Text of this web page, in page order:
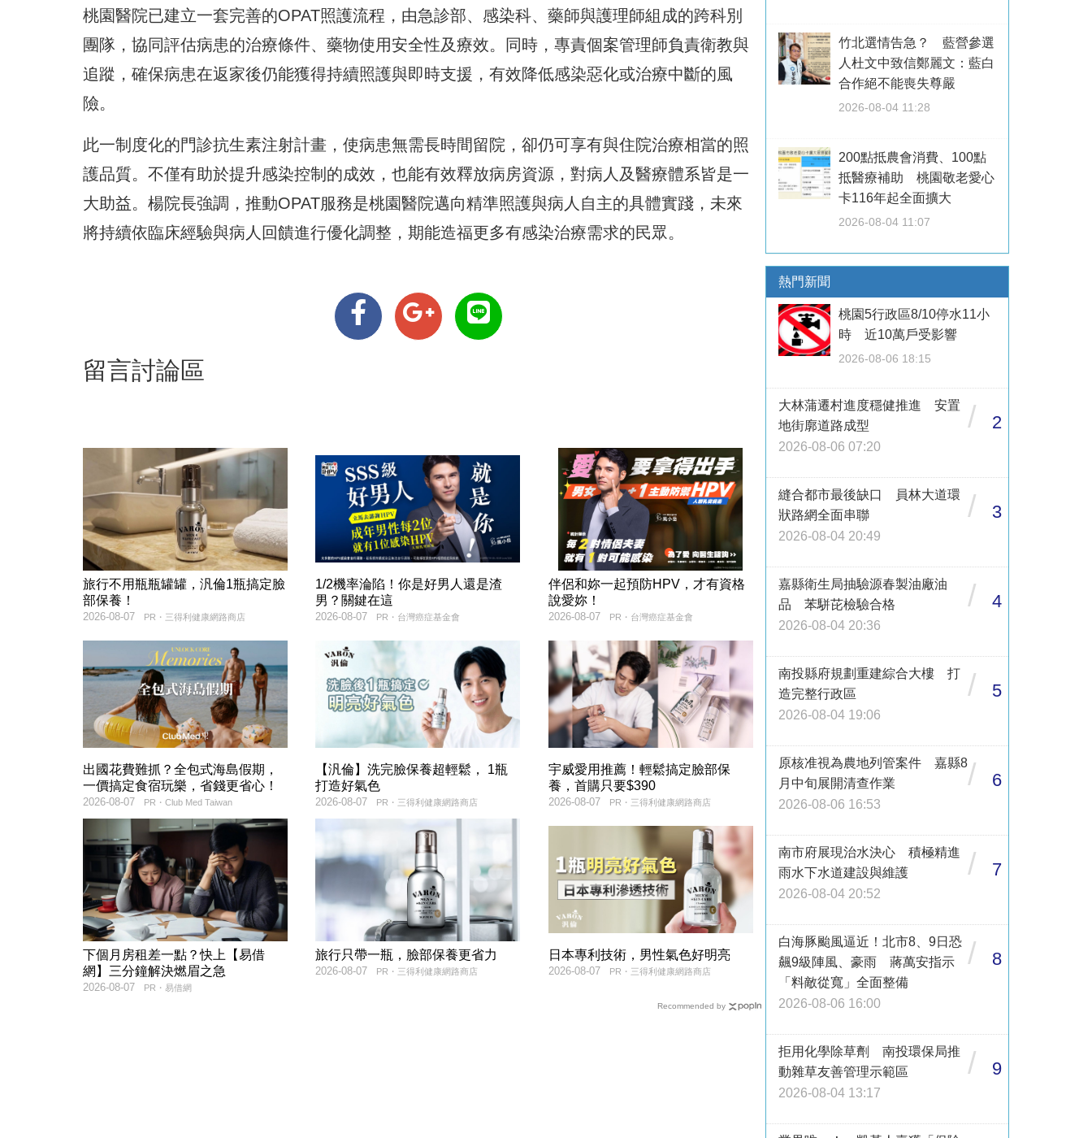
桃園醫院已建立一套完善的OPAT照護流程，由急診部、感染科、藥師與護理師組成的跨科別
團隊，協同評估病患的治療條件、藥物使用安全性及療效。同時，專責個案管理師負責衛教與
追蹤，確保病患在返家後仍能獲得持續照護與即時支援，有效降低感染惡化或治療中斷的風
險。
此一制度化的門診抗生素注射計畫，使病患無需長時間留院，卻仍可享有與住院治療相當的照
護品質。不僅有助於提升感染控制的成效，也能有效釋放病房資源，對病人及醫療體系皆是一
大助益。楊院長強調，推動OPAT服務是桃園醫院邁向精準照護與病人自主的具體實踐，未來
將持續依臨床經驗與病人回饋進行優化調整，期能造福更多有感染治療需求的民眾。
留言討論區
旅行不用瓶瓶罐罐，汎倫1瓶搞定臉
部保養！
PR・三得利健康網路商店
2026-08-07
1/2機率淪陷！你是好男人還是渣
男？關鍵在這
PR・台灣癌症基金會
2026-08-07
伴侶和妳一起預防HPV，才有資格
說愛妳！
PR・台灣癌症基金會
2026-08-07
出國花費難抓？全包式海島假期，
一價搞定食宿玩樂，省錢更省心！
PR・Club Med Taiwan
2026-08-07
【汎倫】洗完臉保養超輕鬆， 1瓶
打造好氣色
PR・三得利健康網路商店
2026-08-07
宇威愛用推薦！輕鬆搞定臉部保
養，首購只要$390
PR・三得利健康網路商店
2026-08-07
下個月房租差一點？快上【易借
網】三分鐘解決燃眉之急
PR・易借網
2026-08-07
旅行只帶一瓶，臉部保養更省力
PR・三得利健康網路商店
2026-08-07
日本專利技術，男性氣色好明亮
PR・三得利健康網路商店
2026-08-07
Recommended by
竹北選情告急？ 藍營參選
人杜文中致信鄭麗文：藍白
合作絕不能喪失尊嚴
2026-08-04 11:28
200點抵農會消費、100點
抵醫療補助 桃園敬老愛心
卡116年起全面擴大
2026-08-04 11:07
熱門新聞
桃園5行政區8/10停水11小
時 近10萬戶受影響
2026-08-06 18:15
大林蒲遷村進度穩健推進 安置
地街廓道路成型
2026-08-06 07:20
/ 2
縫合都市最後缺口 員林大道環
狀路網全面串聯
2026-08-04 20:49
/ 3
嘉縣衛生局抽驗源春製油廠油
品 苯駢芘檢驗合格
2026-08-04 20:36
/ 4
南投縣府規劃重建綜合大樓 打
造完整行政區
2026-08-04 19:06
/ 5
原核准視為農地列管案件 嘉縣8
月中旬展開清查作業
2026-08-06 16:53
/ 6
南市府展現治水決心 積極精進
雨水下水道建設與維護
2026-08-04 20:52
/ 7
白海豚颱風逼近！北市8、9日恐
飆9級陣風、豪雨 蔣萬安指示
「料敵從寬」全面整備
2026-08-06 16:00
/ 8
拒用化學除草劑 南投環保局推
動雜草友善管理示範區
2026-08-04 13:17
/ 9